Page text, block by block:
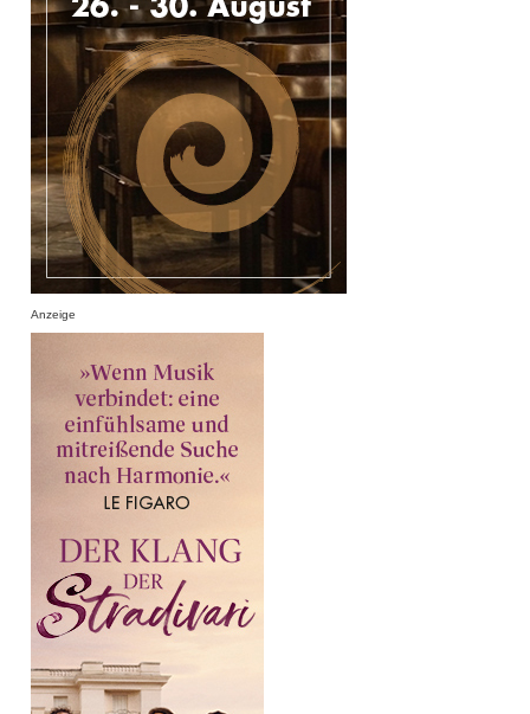
Anzeige